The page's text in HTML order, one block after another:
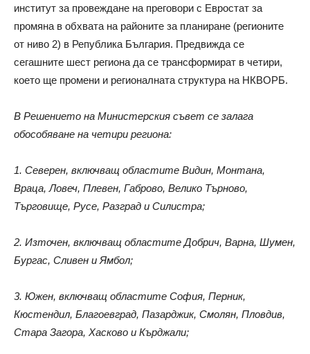
институт за провеждане на преговори с Евростат за
промяна в обхвата на районите за планиране (регионите
от ниво 2) в Република България. Предвижда се
сегашните шест региона да се трансформират в четири,
което ще промени и регионалната структура на НКВОРБ.
В Решението на Министерския съвет се залага
обособяване на четири региона:
1. Северен, включващ областите Видин, Монтана,
Враца, Ловеч, Плевен, Габрово, Велико Търново,
Търговище, Русе, Разград и Силистра;
2. Източен, включващ областите Добрич, Варна, Шумен,
Бургас, Сливен и Ямбол;
3. Южен, включващ областите София, Перник,
Кюстендил, Благоевград, Пазарджик, Смолян, Пловдив,
Стара Загора, Хасково и Кърджали;